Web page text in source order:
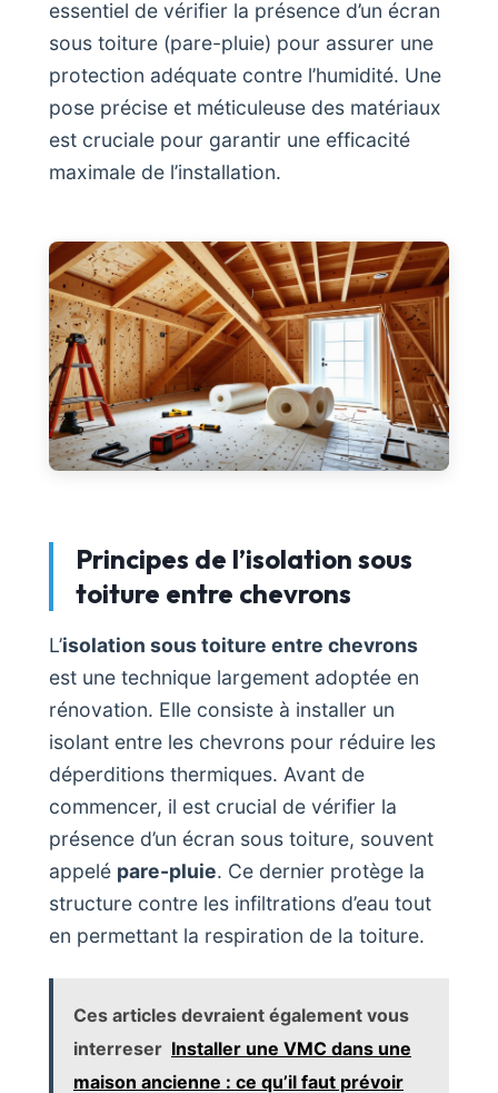
essentiel de vérifier la présence d’un écran
sous toiture (pare-pluie) pour assurer une
protection adéquate contre l’humidité. Une
pose précise et méticuleuse des matériaux
est cruciale pour garantir une efficacité
maximale de l’installation.
Principes de l’isolation sous
toiture entre chevrons
L’isolation sous toiture entre chevrons
est une technique largement adoptée en
rénovation. Elle consiste à installer un
isolant entre les chevrons pour réduire les
déperditions thermiques. Avant de
commencer, il est crucial de vérifier la
présence d’un écran sous toiture, souvent
appelé pare-pluie. Ce dernier protège la
structure contre les infiltrations d’eau tout
en permettant la respiration de la toiture.
Ces articles devraient également vous
interreser Installer une VMC dans une
maison ancienne : ce qu’il faut prévoir